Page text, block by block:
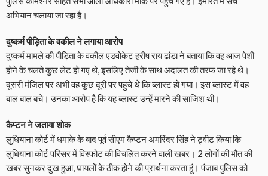
अभियान चलाया जा रहा है।
दुष्कर्म पीड़िता के वकील ने लगाया आरोप
दुष्कर्म मामले की पीड़िता के वकील एडवोकेट हरीष राय ढांडा ने बताया कि वह आज पेशी
होने के चलते कुछ लेट हो गए थे, इसलिए तेजी के साथ अदालत की तरफ जा रहे थे।
दूसरी मंजिल पर अभी वह कुछ दूरी पर पहुंचे थे कि ब्लास्ट हो गया। इस ब्लास्ट में वह
बाल बाल बचे। उनका आरोप है कि यह ब्लास्ट उन्हें मारने की साजिश थी।
कैप्टन ने जताया शोक
लुधियाना कोर्ट में धमाके के बाद पूर्व सीएम कैप्टन अमरिंदर सिंह ने ट्वीट किया कि
लुधियाना कोर्ट परिसर में विस्फोट की विचलित करने वाली खबर। 2 लोगों की मौत की
खबर सुनकर दुख हुआ, घायलों के ठीक होने की प्रार्थना करता हूं। पंजाब पुलिस को